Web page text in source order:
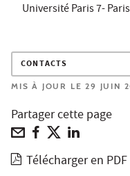
Université Paris 7-
CONTACTS
MIS À JOUR LE 29 JUIN
Partager cette page
Télécharger en PDF